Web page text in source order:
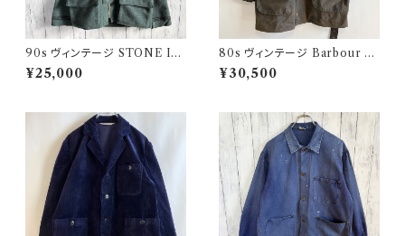
90s ヴィンテージ STONE ISL
AND ウールジャケット ストーン
アイランド グリーンエッジ
¥25,000
80s ヴィンテージ Barbour 2
ワラント ソルウェイジッパー Sol
way Zipper オイルドジャケット
¥30,500